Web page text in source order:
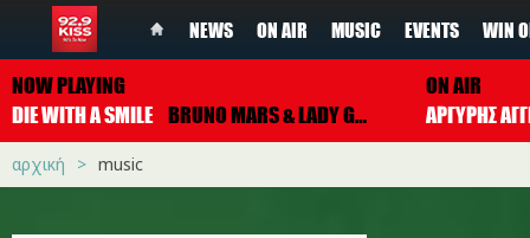
NEWS ON AIR MUSIC EVENTS WIN
NOW PLAYING
DIE WITH A SMILE BRUNO MARS & LADY GAGA
ON AIR
ΑΡΓΥΡΗΣ
αρχική music